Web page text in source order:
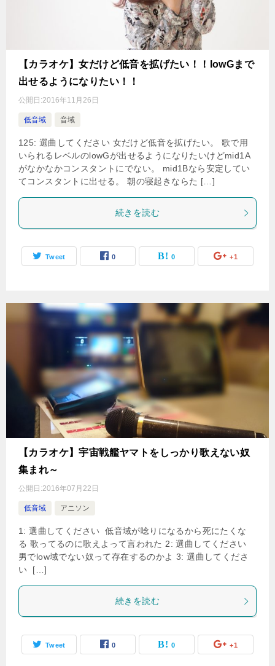
【カラオケ】女だけど低音を拡げたい！！lowGまで
出せるようになりたい！！
公開日:2016年11月26日
低音域 音域
125: 選曲してください 女だけど低音を拡げたい。 歌で用
いられるレベルのlowGが出せるようになりたいけどmid1A
がなかなかコンスタントにでない。 mid1Bなら安定してい
てコンスタントに出せる。 朝の寝起きならた […]
続きを読む
Tweet 0 0 +1
【カラオケ】宇宙戦艦ヤマトをしっかり歌えない奴
集まれ～
公開日:2016年07月22日
低音域 アニソン
1: 選曲してください 低音域が唸りになるから死にたくな
る 歌ってるのに歌えよって言われた 2: 選曲してください
男でlow域でない奴って存在するのかよ 3: 選曲してくださ
い […]
続きを読む
Tweet 0 0 +1